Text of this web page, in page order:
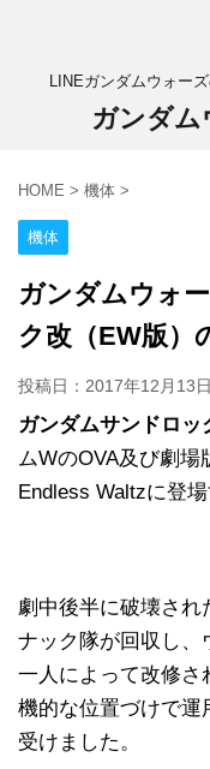
LINEガンダムウォー
ガンダム
HOME > 機体 >
機体
ガンダムウォ
ク改（EW版）
投稿日： 2017年12月13日
ガンダムサンドロッ
ムWのOVA及び劇
Endless Waltzに登場
劇中後半に破壊され
ナック隊が回収し、
一人によって改修さ
機的な位置づけで運
受けました。